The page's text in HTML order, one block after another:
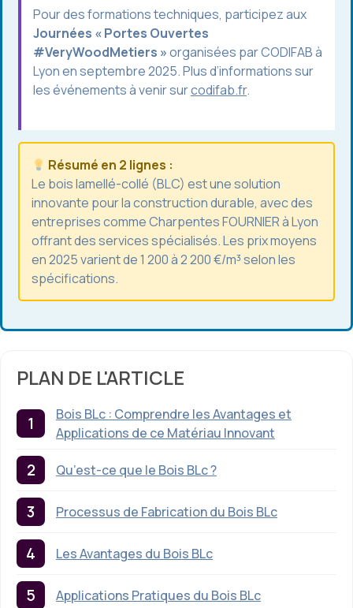
Pour des formations techniques, participez aux
Journées « Portes Ouvertes
#VeryWoodMetiers »organisées par CODIFAB à
Lyon en septembre 2025. Plus d’informations sur
les événements à venir surcodifab.fr.
Résumé en 2 lignes :
Le bois lamellé-collé (BLC) est une solution
innovante pour la construction durable, avec des
entreprises comme Charpentes FOURNIER à Lyon
offrant des services spécialisés. Les prix moyens
en 2025 varient de 1 200 à 2 200 €/m³ selon les
spécifications.
PLAN DE L'ARTICLE
Bois BLc : Comprendre les Avantages et
Applications de ce Matériau Innovant
Qu’est-ce que le Bois BLc ?
Processus de Fabrication du Bois BLc
Les Avantages du Bois BLc
Applications Pratiques du Bois BLc